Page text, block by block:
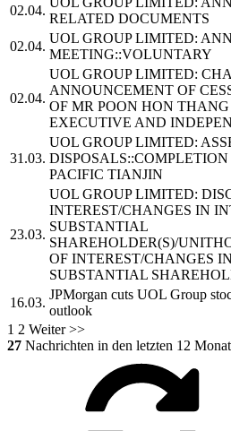
02.04.
RELATED DOCUMENTS
02.04.
UOL GROUP LIMITED:
MEETING::VOLUNTARY
02.04.
UOL GROUP LIMITED:
ANNOUNCEMENT OF
OF MR POON HON
EXECUTIVE AND
31.03.
UOL GROUP LIMITED:
PACIFIC TIANJIN
23.03.
UOL GROUP LIMITED:
INTEREST/CHANGES IN
SUBSTANTIAL
SHAREHOLDER(S)/
OF INTEREST/CHANGES
SUBSTANTIAL
16.03.
JPMorgan cuts UOL Group
outlook
1 2 Weiter >>
27 Nachrichten in den letzten 12